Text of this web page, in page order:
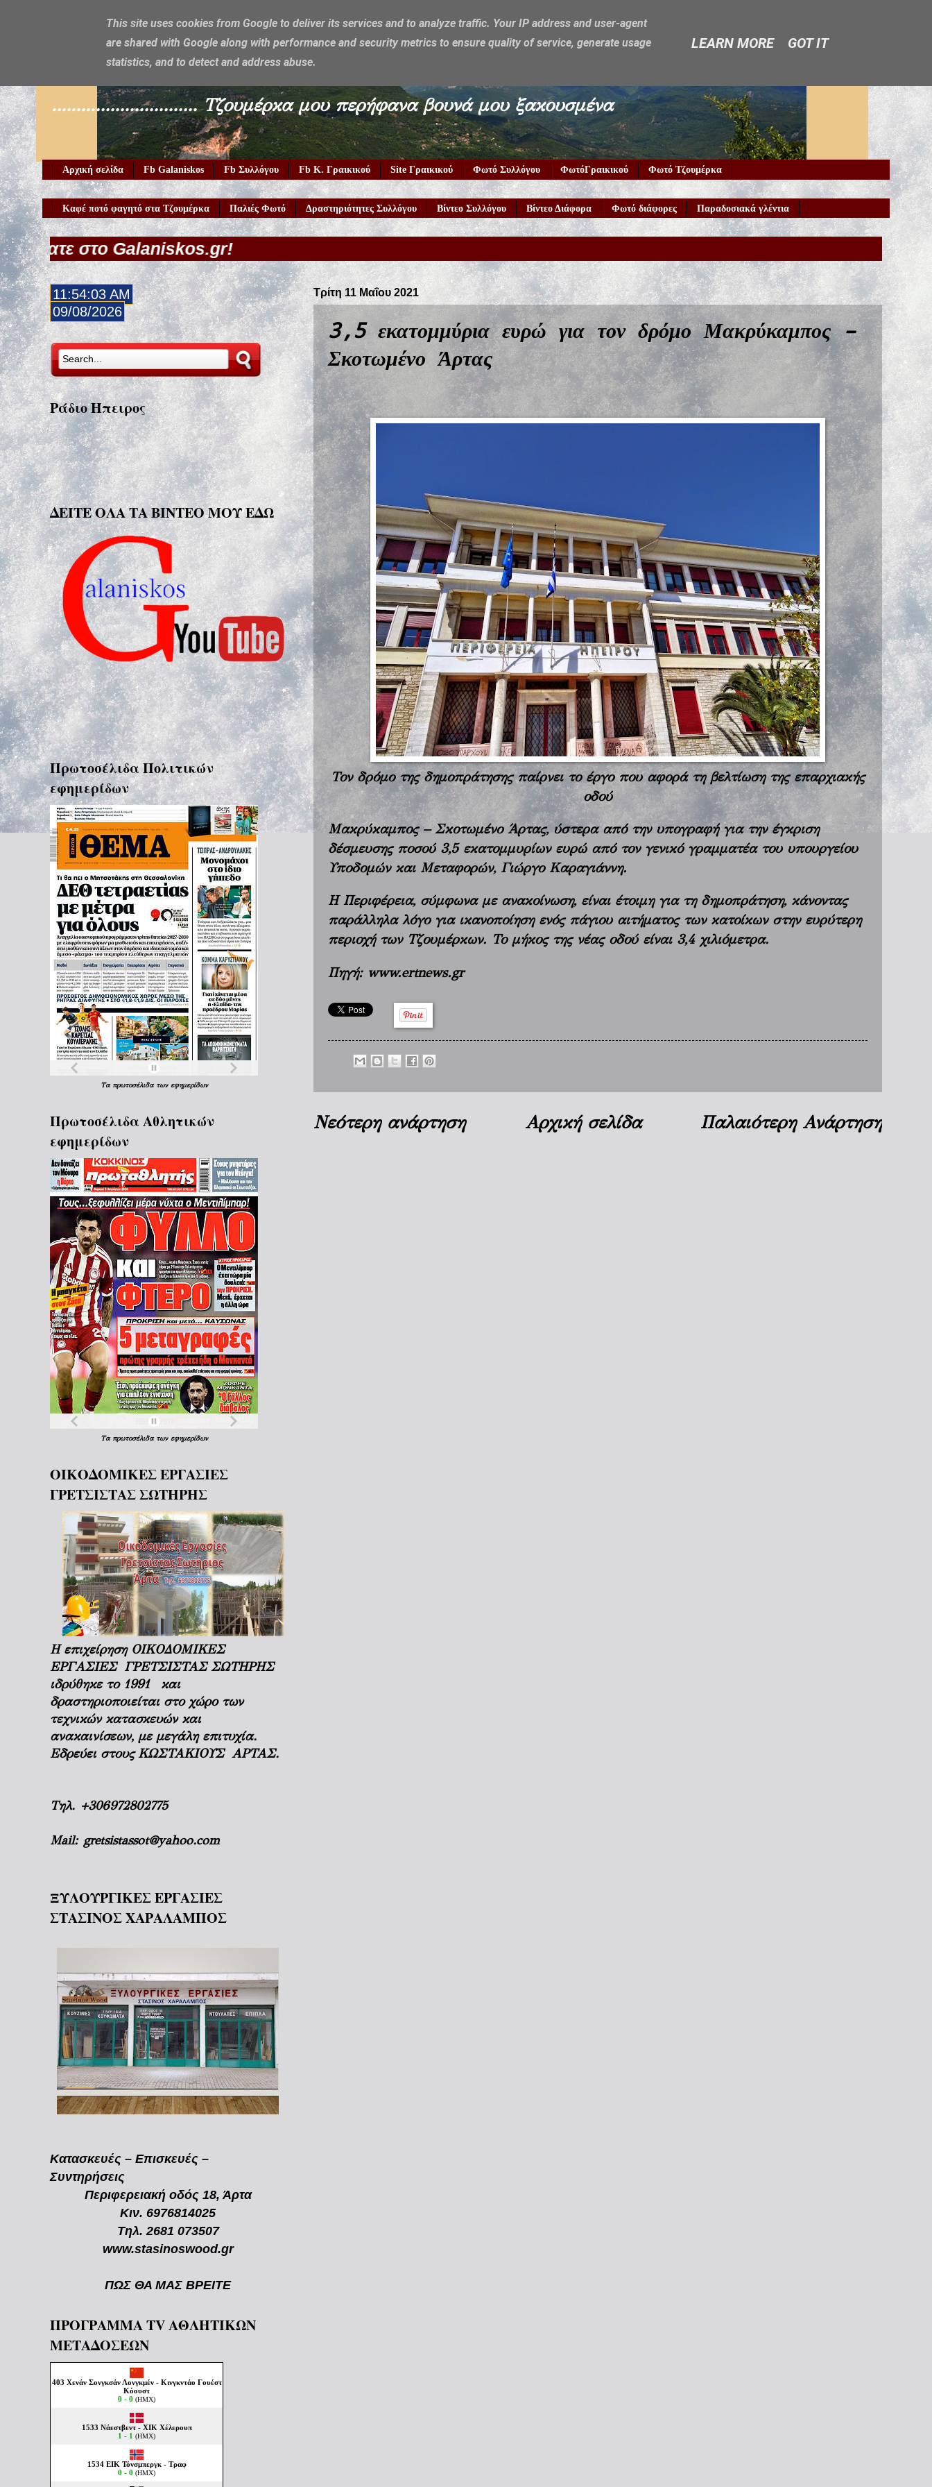
Galaniskos
.............................. Τζουμέρκα μου περήφανα βουνά μου ξακουσμένα
Αρχική σελίδα Fb Galaniskos Fb Συλλόγου Fb Κ. Γραικικού Site Γραικικού Φωτό Συλλόγου ΦωτόΓραικικού Φωτό Τζουμέρκα
Καφέ ποτό φαγητό στα Τζουμέρκα Παλιές Φωτό Δραστηριότητες Συλλόγου Βίντεο Συλλόγου Βίντεο Διάφορα Φωτό διάφορες Παραδοσιακά γλέντια
Galaniskos.gr!
Τρίτη 11 Μαΐου 2021
3,5 εκατομμύρια ευρώ για τον δρόμο Μακρύκαμπος –
Σκοτωμένο Άρτας
Τον δρόμο της δημοπράτησης παίρνει το έργο που αφορά τη βελτίωση της επαρχιακής
οδού
Μακρύκαμπος – Σκοτωμένο Άρτας, ύστερα από την υπογραφή για την έγκριση
δέσμευσης ποσού 3,5 εκατομμυρίων ευρώ από τον γενικό γραμματέα του υπουργείου
Υποδομών και Μεταφορών, Γιώργο Καραγιάννη.
Η Περιφέρεια, σύμφωνα με ανακοίνωση, είναι έτοιμη για τη δημοπράτηση, κάνοντας
παράλληλα λόγο για ικανοποίηση ενός πάγιου αιτήματος των κατοίκων στην ευρύτερη
περιοχή των Τζουμέρκων. Το μήκος της νέας οδού είναι 3,4 χιλιόμετρα.
Πηγή: www.ertnews.gr
Νεότερη ανάρτηση Παλαιότερη Ανάρτηση
Αρχική σελίδα
11:54:04 AM
09/08/2026
Ράδιο Ήπειρος
ΔΕΙΤΕ ΟΛΑ ΤΑ ΒΙΝΤΕΟ ΜΟΥ ΕΔΩ
Πρωτοσέλιδα Πολιτικών
εφημερίδων
Τα πρωτοσέλιδα των εφημερίδων
Πρωτοσέλιδα Aθλητικών
εφημερίδων
Τα πρωτοσέλιδα των εφημερίδων
ΟΙΚΟΔΟΜΙΚΕΣ ΕΡΓΑΣΙΕΣ
ΓΡΕΤΣΙΣΤΑΣ ΣΩΤΗΡΗΣ
Η επιχείρηση ΟΙΚΟΔΟΜΙΚΕΣ
ΕΡΓΑΣΙΕΣ ΓΡΕΤΣΙΣΤΑΣ ΣΩΤΗΡΗΣ
ιδρύθηκε το 1991 και
δραστηριοποιείται στο χώρο των
τεχνικών κατασκευών και
ανακαινίσεων, με μεγάλη επιτυχία.
Εδρεύει στους ΚΩΣΤΑΚΙΟΥΣ ΑΡΤΑΣ.
Τηλ. +306972802775
Mail: gretsistassot@yahoo.com
ΞΥΛΟΥΡΓΙΚΕΣ ΕΡΓΑΣΙΕΣ
ΣΤΑΣΙΝΟΣ ΧΑΡΑΛΑΜΠΟΣ
Κατασκευές – Επισκευές –
Συντηρήσεις
Περιφερειακή οδός 18, Άρτα
Κιν. 6976814025
Τηλ. 2681 073507
www.stasinoswood.gr
ΠΩΣ ΘΑ ΜΑΣ ΒΡΕΙΤΕ
ΠΡΟΓΡΑΜΜΑ TV ΑΘΛΗΤΙΚΩΝ
ΜΕΤΑΔΟΣΕΩΝ
This site uses cookies from Google to deliver its services and to analyze traffic. Your IP address and user-agent
are shared with Google along with performance and security metrics to ensure quality of service, generate usage
statistics, and to detect and address abuse.
LEARN MORE GOT IT